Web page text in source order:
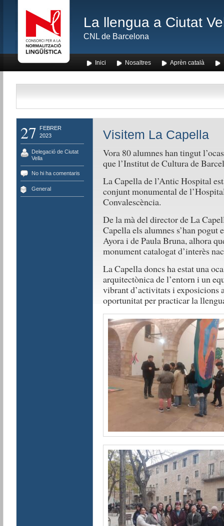
La llengua a Ciutat
CNL de Barcelona
Inici Nosaltres Aprèn català
27
FEBRER
2023
Delegació de Ciutat
Vella
No hi ha comentaris
General
Visitem La Capella
Vora 80 alumnes han tingut
que l’Institut de Cultura de
La Capella de l’Antic Hospital
conjunt monumental de
Convalescència.
De la mà del director de La
Capella els alumnes s’han pogut
Ayora i de Paula Bruna, alhora
monument catalogat d’interès
La Capella doncs ha estat una
arquitectònica de l’entorn i un
vibrant d’activitats i exposicions
oportunitat per practicar la